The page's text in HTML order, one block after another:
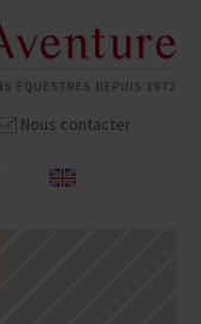
Nous contacter